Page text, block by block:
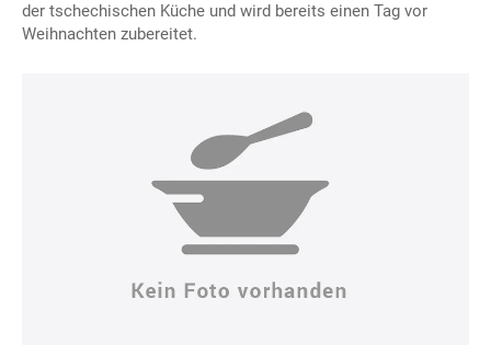
der tschechischen Küche und wird bereits einen Tag vor
Weihnachten zubereitet.